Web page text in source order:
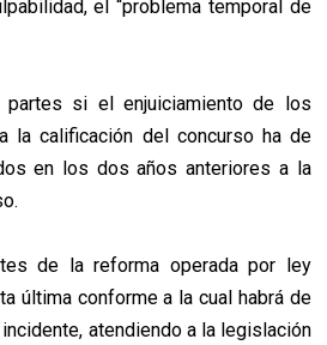
el “problema temporal de
si el enjuiciamiento de los
la calificación del concurso ha de
en los dos años anteriores a la
de la reforma operada por ley
última conforme a la cual habrá de
atendiendo a la legislación